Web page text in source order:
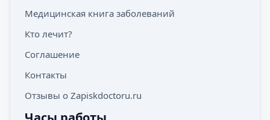
Медицинская книга заболеваний
Кто лечит?
Соглашение
Контакты
Отзывы о Zapiskdoctoru.ru